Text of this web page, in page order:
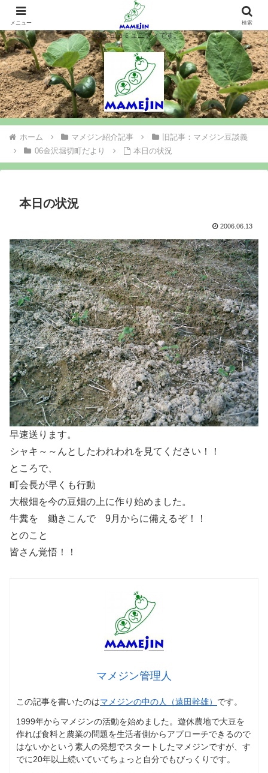
マメジンは大豆を作ります、シロウト農業を楽しみます、大豆コミュニティ＝
マメジン。大豆栽培や味噌豆腐づくりで農業と食料問題を考え行動するマメジ
ンは大豆コミュニティです。
ホーム マメジン紹介記事
旧記事：マメジン豆談義
06金沢堀切町だより
本日の状況
本日の状況
2006.06.13
早速送ります。
シャキ～～んとしたわれわれを見てください！！
ところで、
町会長が早くも行動
大根畑を今の豆畑の上に作り始めました。
牛糞を 鋤きこんで 9月からに備えるぞ！！
とのこと
皆さん覚悟！！
マメジン管理人
この記事を書いたのはマメジンの中の人（遠田幹雄） です。
1999年からマメジンの活動を始めました。遊休農地で大豆を
作れば食料と農業の問題を生活者側からアプローチできるので
はないかという素人の発想でスタートしたマメジンですが、す
でに20年以上続いていてちょっと自分でもびっくりです。
メニュー 検索